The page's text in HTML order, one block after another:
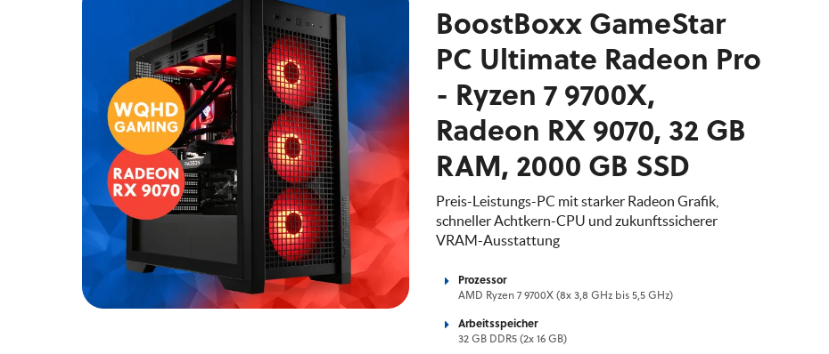
BoostBoxx GameStar
PC Ultimate Radeon Pro
- Ryzen 7 9700X,
Radeon RX 9070, 32 GB
RAM, 2000 GB SSD
Preis-Leistungs-PC mit starker Radeon Grafik,
schneller Achtkern-CPU und zukunftssicherer
VRAM-Ausstattung
Prozessor
AMD Ryzen 7 9700X (8x 3,8 GHz bis 5,5 GHz)
Arbeitsspeicher
32 GB DDR5 (2x 16 GB)